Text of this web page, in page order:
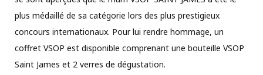
plus médaillé de sa catégorie lors des plus prestigieux
concours internationaux. Pour lui rendre hommage, un
coffret VSOP est disponible comprenant une bouteille VSOP
Saint James et 2 verres de dégustation.